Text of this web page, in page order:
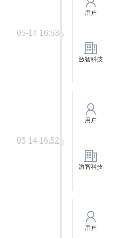
05-14 16:53
用户
激智科技
05-14 16:52
用户
激智科技
用户